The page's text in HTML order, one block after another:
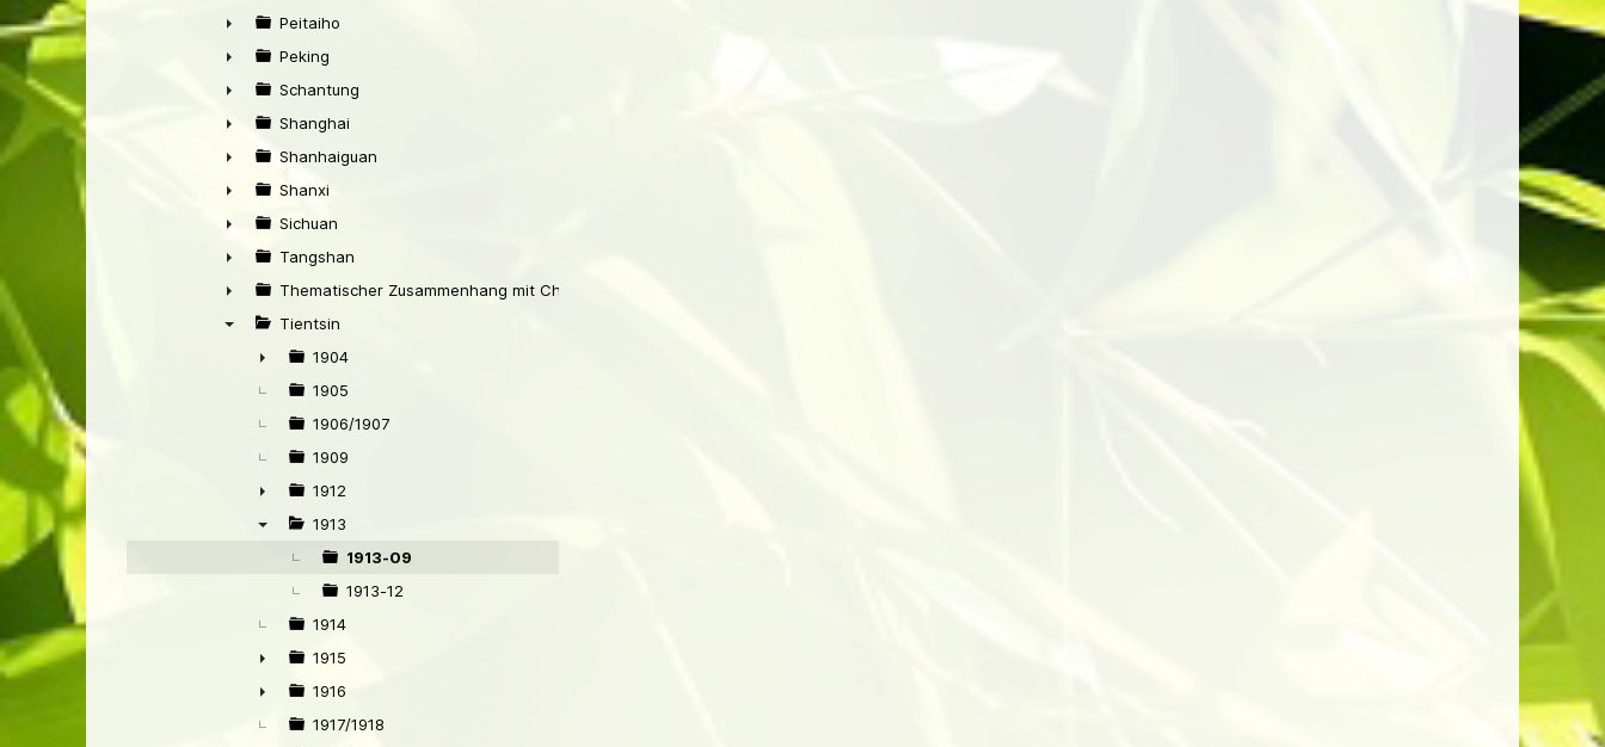
►
►
Peitaiho
►
Peking
►
Schantung
►
Shanghai
►
Shanhaiguan
►
Shanxi
►
Sichuan
►
Tangshan
►
Thematischer Zusammenhang mit China
Tientsin
►
1904
1905
1906/1907
1909
►
1912
1913
1913-09
1913-12
1914
►
1915
►
1916
1917/1918